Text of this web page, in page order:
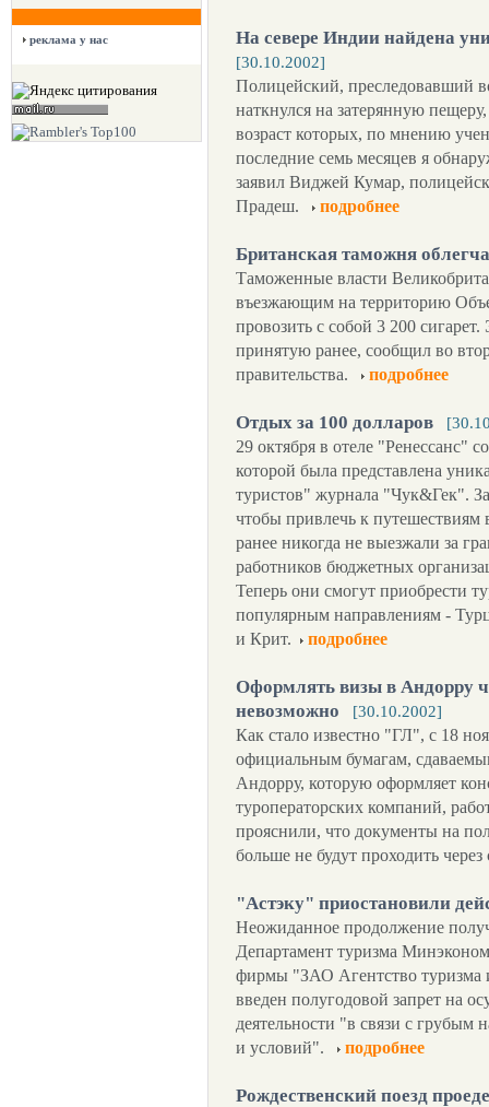
реклама у нас На севере Индии найдена
[30.10.2002]
Полицейский, преследовавший
наткнулся на затерянную
возраст которых, по мнению
последние семь месяцев я
заявил Виджей Кумар,
Прадеш.
подробнее
Британская таможня
Таможенные власти
въезжающим на территорию
провозить с собой 3 200
принятую ранее, сообщил во
правительства.
подробнее
Отдых за 100 долларов
29 октября в отеле "Ренессанс"
которой была представлена
туристов" журнала "Чук&Гек".
чтобы привлечь к путешествиям
ранее никогда не выезжали за
работников бюджетных
Теперь они смогут приобрести
популярным направлениям -
и Крит.
подробнее
Оформлять визы в Андорру
невозможно
[30.10.2002]
Как стало известно "ГЛ", с 18
официальным бумагам,
Андорру, которую оформляет
туроператорских компаний,
прояснили, что документы на
больше не будут проходить
"Астэку" приостановили
Неожиданное продолжение
Департамент туризма
фирмы "ЗАО Агентство туризма
введен полугодовой запрет на
деятельности "в связи с
и условий".
подробнее
Рождественский поезд